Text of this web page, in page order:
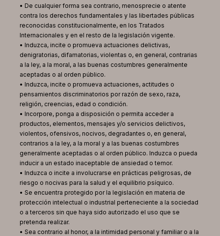
• De cualquier forma sea contrario, menosprecie o atente
contra los derechos fundamentales y las libertades públicas
reconocidas constitucionalmente, en los Tratados
Internacionales y en el resto de la legislación vigente.
• Induzca, incite o promueva actuaciones delictivas,
denigratorias, difamatorias, violentas o, en general, contrarias
a la ley, a la moral, a las buenas costumbres generalmente
aceptadas o al orden público.
• Induzca, incite o promueva actuaciones, actitudes o
pensamientos discriminatorios por razón de sexo, raza,
religión, creencias, edad o condición.
• Incorpore, ponga a disposición o permita acceder a
productos, elementos, mensajes y/o servicios delictivos,
violentos, ofensivos, nocivos, degradantes o, en general,
contrarios a la ley, a la moral y a las buenas costumbres
generalmente aceptadas o al orden público. Induzca o pueda
inducir a un estado inaceptable de ansiedad o temor.
• Induzca o incite a involucrarse en prácticas peligrosas, de
riesgo o nocivas para la salud y el equilibrio psíquico.
• Se encuentra protegido por la legislación en materia de
protección intelectual o industrial perteneciente a la sociedad
o a terceros sin que haya sido autorizado el uso que se
pretenda realizar.
• Sea contrario al honor, a la intimidad personal y familiar o a la